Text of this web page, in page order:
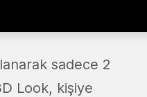
sadece 2
Look, kişiye